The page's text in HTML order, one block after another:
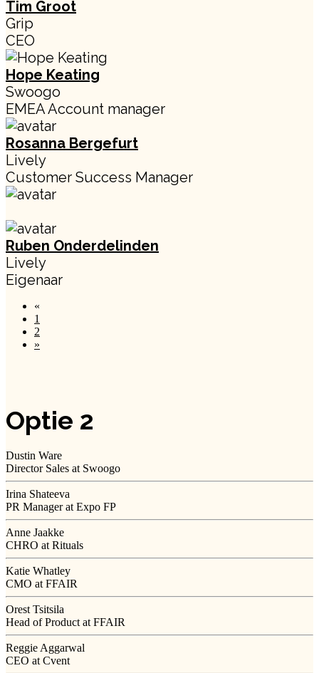
Tim Groot
Grip
CEO
Hope Keating
Swoogo
EMEA Account manager
Rosanna Bergefurt
Lively
Customer Success Manager
Ruben Onderdelinden
Lively
Eigenaar
«
1
2
»
Optie 2
Dustin Ware
Director Sales at Swoogo
Irina Shateeva
PR Manager at Expo FP
Anne Jaakke
CHRO at Rituals
Katie Whatley
CMO at FFAIR
Orest Tsitsila
Head of Product at FFAIR
Reggie Aggarwal
CEO at Cvent